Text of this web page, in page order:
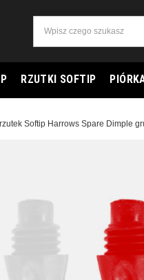
RZUTKI SOFTIP
Softip Harrows Spare Dimple